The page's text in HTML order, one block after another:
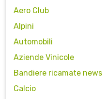
Aero Club
Alpini
Automobili
Aziende Vinicole
Bandiere ricamate news
Calcio